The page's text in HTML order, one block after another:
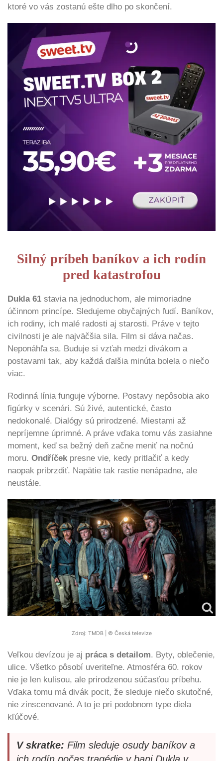
ktoré vo vás zostanú ešte dlho po skončení.
Silný príbeh baníkov a ich rodín
pred katastrofou
Dukla 61 stavia na jednoduchom, ale mimoriadne
účinnom princípe. Sledujeme obyčajných ľudí. Baníkov,
ich rodiny, ich malé radosti aj starosti. Práve v tejto
civilnosti je ale najväčšia sila. Film si dáva načas.
Neponáhľa sa. Buduje si vzťah medzi divákom a
postavami tak, aby každá ďalšia minúta bolela o niečo
viac.
Rodinná línia funguje výborne. Postavy nepôsobia ako
figúrky v scenári. Sú živé, autentické, často
nedokonalé. Dialógy sú prirodzené. Miestami až
nepríjemne úprimné. A práve vďaka tomu vás zasiahne
moment, keď sa bežný deň začne meniť na nočnú
moru. Ondříčekpresne vie, kedy pritlačiť a kedy
naopak pribrzdiť. Napätie tak rastie nenápadne, ale
neustále.
Zdroj: TMDB | © Česká televize
Veľkou devízou je aj práca s detailom. Byty, oblečenie,
ulice. Všetko pôsobí uveriteľne. Atmosféra 60. rokov
nie je len kulisou, ale prirodzenou súčasťou príbehu.
Vďaka tomu má divák pocit, že sleduje niečo skutočné,
nie zinscenované. A to je pri podobnom type diela
kľúčové.
V skratke: Film sleduje osudy baníkov a